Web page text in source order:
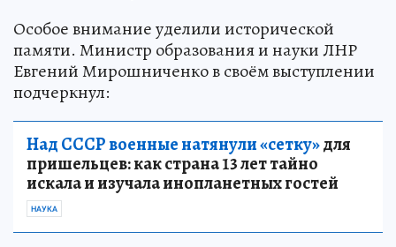
Особое внимание уделили исторической
памяти. Министр образования и науки ЛНР
Евгений Мирошниченко в своём выступлении
подчеркнул:
Над СССР военные натянули «сетку»для
пришельцев: как страна 13 лет тайно
искала и изучала инопланетных гостей
НАУКА